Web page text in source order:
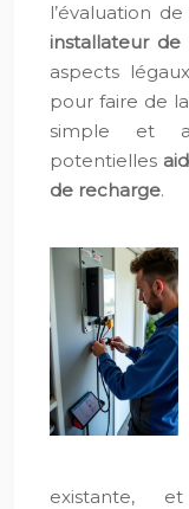
l’évaluation
installateur de
aspects
pour faire de
simple et
potentielles
de recharge.
existante,